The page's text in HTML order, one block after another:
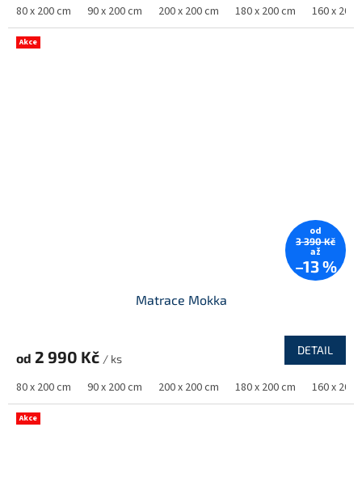
80 x 200 cm 90 x 200 cm 200 x 200 cm 180 x 200 cm 160 x 200
Akce
od
3 390 Kč
až
–13 %
Matrace Mokka
od 2 990 Kč / ks
DETAIL
80 x 200 cm 90 x 200 cm 200 x 200 cm 180 x 200 cm 160 x 200
Akce